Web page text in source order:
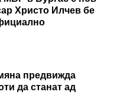
Христо Илчев бе
предвижда
да станат ад